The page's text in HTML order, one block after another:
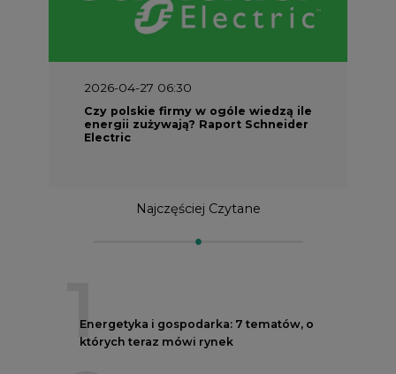
2026-04-27 06:30
Czy polskie firmy w ogóle wiedzą ile
energii zużywają? Raport Schneider
Electric
Najczęściej Czytane
1
Energetyka i gospodarka: 7 tematów, o
których teraz mówi rynek